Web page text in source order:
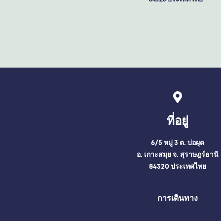
ที่อยู่
6/5 หมู่ 3 ต. บ่อผุด
อ. เกาะสมุย จ. สุราษฎร์ธานี
84320 ประเทศไทย
การเดินทาง